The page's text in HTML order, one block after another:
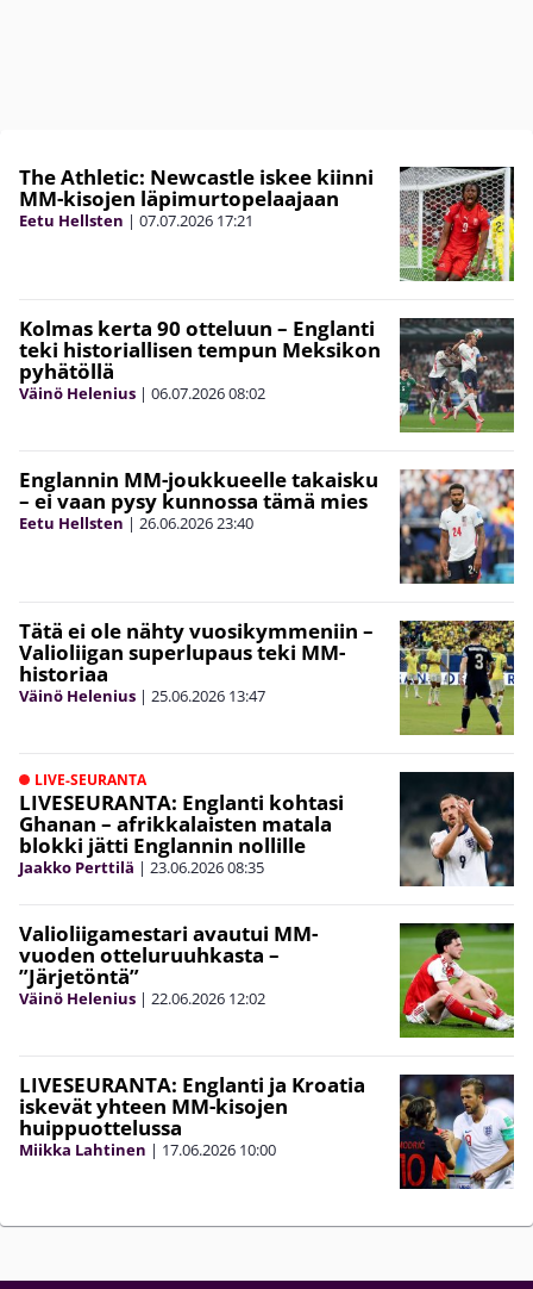
The Athletic: Newcastle iskee kiinni
MM-kisojen läpimurtopelaajaan
Eetu Hellsten | 07.07.2026 17:21
Kolmas kerta 90 otteluun – Englanti
teki historiallisen tempun Meksikon
pyhätöllä
Väinö Helenius | 06.07.202608:02
Englannin MM-joukkueelle takaisku
– ei vaan pysy kunnossa tämä mies
Eetu Hellsten | 26.06.202623:40
Tätä ei ole nähty vuosikymmeniin –
Valioliigan superlupaus teki MM-
historiaa
Väinö Helenius | 25.06.2026 13:47
LIVE-SEURANTA
LIVESEURANTA: Englanti kohtasi
Ghanan – afrikkalaisten matala
blokki jätti Englannin nollille
Jaakko Perttilä | 23.06.202608:35
Valioliigamestari avautui MM-
vuoden otteluruuhkasta –
”Järjetöntä”
Väinö Helenius | 22.06.2026 12:02
LIVESEURANTA: Englanti ja Kroatia
iskevät yhteen MM-kisojen
huippuottelussa
Miikka Lahtinen | 17.06.2026 10:00